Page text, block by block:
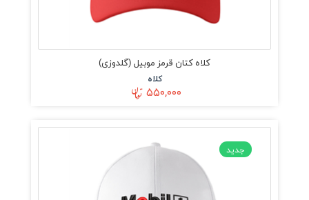
کلاه کتان قرمز موبیل (گلدوزی)
کلاه
۵۵۰,۰۰۰
جدید